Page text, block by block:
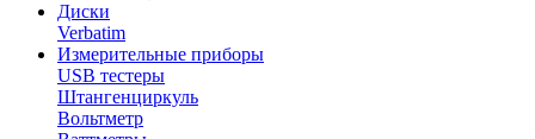
Диски
Verbatim
Измерительные приборы
USB тестеры
Штангенциркуль
Вольтметр